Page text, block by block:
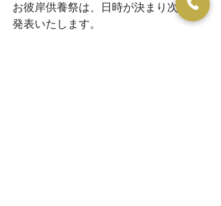
お彼岸供養祭は、日時が決まり次第、
発表いたします。